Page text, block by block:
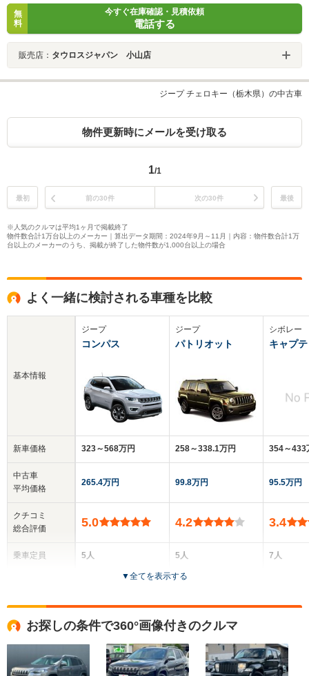
無
料
今すぐ在庫確認・見積依頼
電話する
販売店： タウロスジャパン 小山店
ジープ チェロキー（栃木県）の中古車
物件更新時にメールを受け取る
1/1
最初 前の30件 次の30件 最後
※人気のクルマは平均1ヶ月で掲載終了
物件数合計1万台以上のメーカー｜算出データ期間：2024年9月～11月｜内容：物件数合計1万
台以上のメーカーのうち、掲載が終了した物件数が1,000台以上の場合
よく一緒に検討される車種を比較
基本情報
新車価格
中古車
平均価格
クチコミ
総合評価
乗車定員
ジープ
コンパス
323～568万円
265.4万円
5.0
5人
1.64m～1.67m
ジープ
パトリオット
258～338.1万円
99.8万円
4.2
5人
5ドア
全高
1.67m
シボレー
キャプ
354～433
95.5万円
3.4
7人
▼全てを表示する
お探しの条件で360°画像付きのクルマ